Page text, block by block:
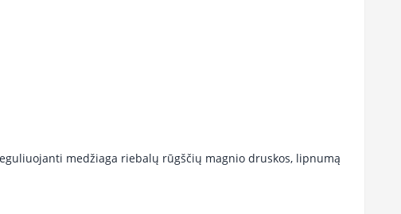
medžiaga riebalų rūgščių magnio druskos, lipnumą